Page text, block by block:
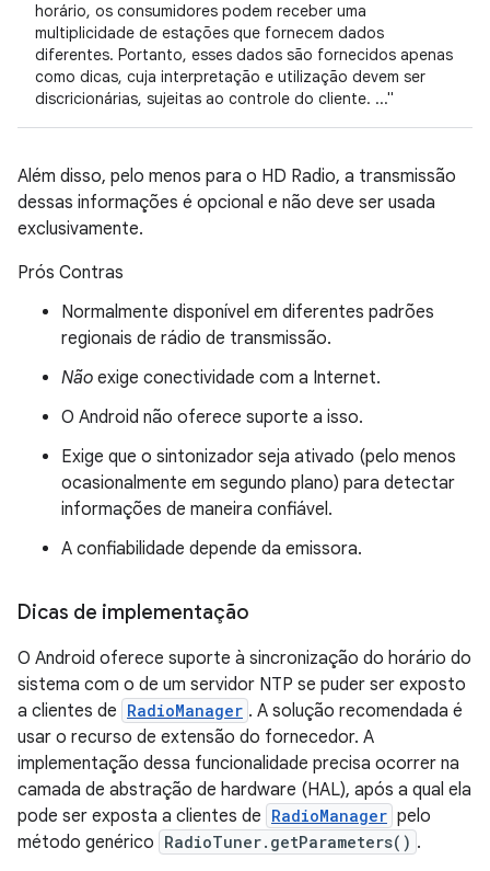
horário, os consumidores podem receber uma
multiplicidade de estações que fornecem dados
diferentes. Portanto, esses dados são fornecidos apenas
como dicas, cuja interpretação e utilização devem ser
discricionárias, sujeitas ao controle do cliente. ..."
Além disso, pelo menos para o HD Radio, a transmissão
dessas informações é opcional e não deve ser usada
exclusivamente.
Prós Contras
Normalmente disponível em diferentes padrões
regionais de rádio de transmissão.
Não exige conectividade com a Internet.
O Android não oferece suporte a isso.
Exige que o sintonizador seja ativado (pelo menos
ocasionalmente em segundo plano) para detectar
informações de maneira confiável.
A confiabilidade depende da emissora.
Dicas de implementação
O Android oferece suporte à sincronização do horário do
sistema com o de um servidor NTP se puder ser exposto
a clientes de RadioManager . A solução recomendada é
usar o recurso de extensão do fornecedor. A
implementação dessa funcionalidade precisa ocorrer na
camada de abstração de hardware (HAL), após a qual ela
pode ser exposta a clientes de RadioManager pelo
método genérico RadioTuner.getParameters() .